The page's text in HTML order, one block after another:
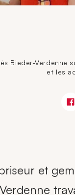
Bieder-Verdenne
et les
et